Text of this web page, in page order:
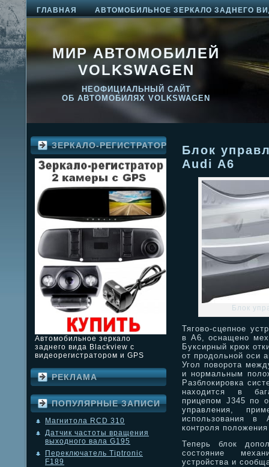
ГЛАВНАЯ АВТОМОБИЛЬНОЕ ЗЕРКАЛО ЗАДНЕГО
МИР АВТОМОБИЛЕЙ
VOLKSWAGEN
НЕОФИЦИАЛЬНЫЙ САЙТ
ОБ АВТОМОБИЛЯХ VOLKSWAGEN
ЗЕРКАЛО-РЕГИСТРАТОР
Автомобильное зеркало
заднего вида Blackview с
видеорегистратором и GPS
РЕКЛАМА
ПОПУЛЯРНЫЕ ЗАПИСИ
Магнитола RCD 310
Датчик частоты вращения
выходного вала G195
Переключатель Tiptronic
F189
Блок
Audi A6
Блок
Тягово-сцепное
в A6, оснащено
Буксирный крюк
от продольной оси
Угол поворота
и нормальным
Разблокировка
находится в
прицепом J345 по
управления,
использования
контроля положения
Теперь блок
состояние
устройства и